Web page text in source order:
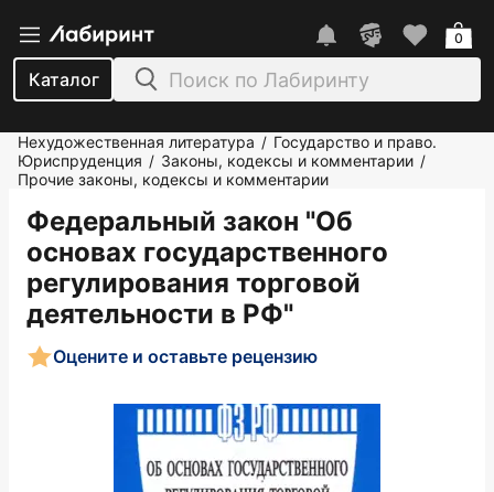
Каталог
0
Нехудожественная литература / Государство и право.
Юриспруденция / Законы, кодексы и комментарии /
Прочие законы, кодексы и комментарии
Федеральный закон "Об
основах государственного
регулирования торговой
деятельности в РФ"
Оцените и оставьте рецензию